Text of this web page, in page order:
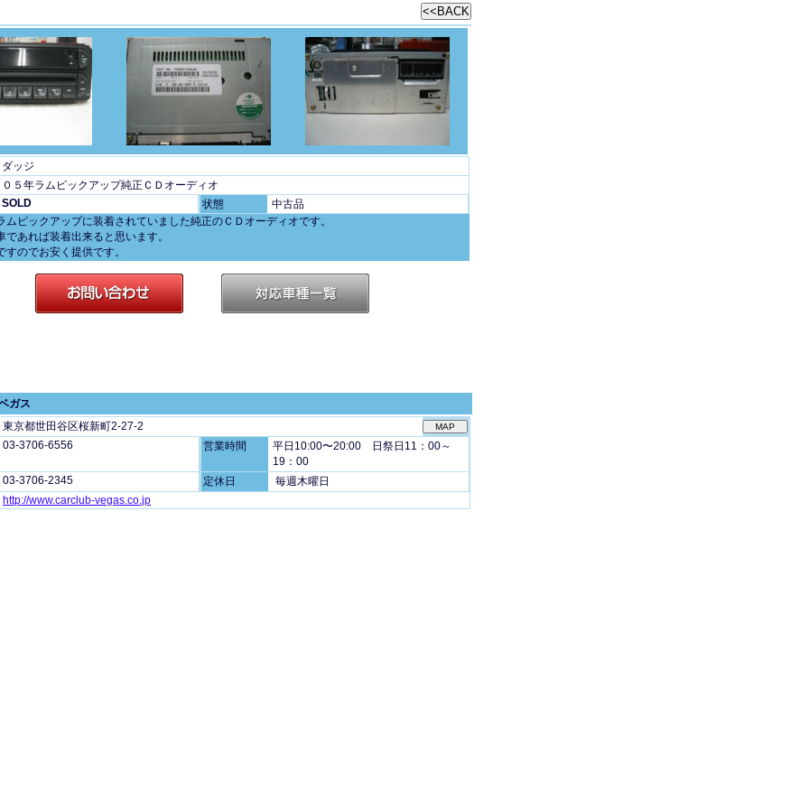
ダッジ
０５年ラムピックアップ純正ＣＤオーディオ
SOLD 状態
中古品
ムピックアップに装着されていました純正のＣＤオーディオです。
であれば装着出来ると思います。
すのでお安く提供です。
ガス
東京都世田谷区桜新町2-27-2
03-3706-6556 営業時間
平日10:00〜20:00 日祭日11：00～
19：00
03-3706-2345 定休日
毎週木曜日
http://www.carclub-vegas.co.jp